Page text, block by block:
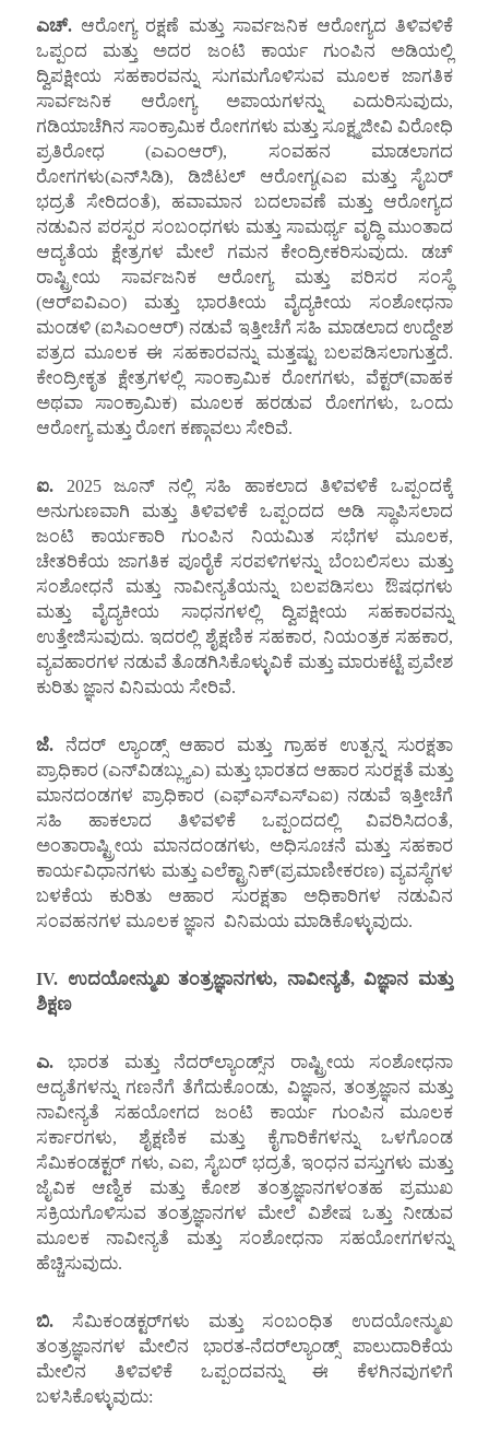
ಎಚ್.ಆರೋಗ್ಯ ರಕ್ಷಣೆ ಮತ್ತು ಸಾರ್ವಜನಿಕ ಆರೋಗ್ಯದ ತಿಳಿವಳಿಕೆ
ಒಪ್ಪಂದ ಮತ್ತು ಅದರ ಜಂಟಿ ಕಾರ್ಯ ಗುಂಪಿನ ಅಡಿಯಲ್ಲಿ
ದ್ವಿಪಕ್ಷೀಯ ಸಹಕಾರವನ್ನು ಸುಗಮಗೊಳಿಸುವ ಮೂಲಕ ಜಾಗತಿಕ
ಸಾರ್ವಜನಿಕ ಆರೋಗ್ಯ ಅಪಾಯಗಳನ್ನು ಎದುರಿಸುವುದು,
ಗಡಿಯಾಚೆಗಿನ ಸಾಂಕ್ರಾಮಿಕ ರೋಗಗಳು ಮತ್ತು ಸೂಕ್ಷ್ಮಜೀವಿ ವಿರೋಧಿ
ಪ್ರತಿರೋಧ (ಎಎಂಆರ್), ಸಂವಹನ ಮಾಡಲಾಗದ
ರೋಗಗಳು(ಎನ್‌ಸಿಡಿ), ಡಿಜಿಟಲ್ ಆರೋಗ್ಯ(ಎಐ ಮತ್ತು ಸೈಬರ್
ಭದ್ರತೆ ಸೇರಿದಂತೆ), ಹವಾಮಾನ ಬದಲಾವಣೆ ಮತ್ತು ಆರೋಗ್ಯದ
ನಡುವಿನ ಪರಸ್ಪರ ಸಂಬಂಧಗಳು ಮತ್ತು ಸಾಮರ್ಥ್ಯ ವೃದ್ಧಿ ಮುಂತಾದ
ಆದ್ಯತೆಯ ಕ್ಷೇತ್ರಗಳ ಮೇಲೆ ಗಮನ ಕೇಂದ್ರೀಕರಿಸುವುದು. ಡಚ್
ರಾಷ್ಟ್ರೀಯ ಸಾರ್ವಜನಿಕ ಆರೋಗ್ಯ ಮತ್ತು ಪರಿಸರ ಸಂಸ್ಥೆ
(ಆರ್‌ಐವಿಎಂ) ಮತ್ತು ಭಾರತೀಯ ವೈದ್ಯಕೀಯ ಸಂಶೋಧನಾ
ಮಂಡಳಿ (ಐಸಿಎಂಆರ್) ನಡುವೆ ಇತ್ತೀಚೆಗೆ ಸಹಿ ಮಾಡಲಾದ ಉದ್ದೇಶ
ಪತ್ರದ ಮೂಲಕ ಈ ಸಹಕಾರವನ್ನು ಮತ್ತಷ್ಟು ಬಲಪಡಿಸಲಾಗುತ್ತದೆ.
ಕೇಂದ್ರೀಕೃತ ಕ್ಷೇತ್ರಗಳಲ್ಲಿ ಸಾಂಕ್ರಾಮಿಕ ರೋಗಗಳು, ವೆಕ್ಟರ್(ವಾಹಕ
ಅಥವಾ ಸಾಂಕ್ರಾಮಿಕ) ಮೂಲಕ ಹರಡುವ ರೋಗಗಳು, ಒಂದು
ಆರೋಗ್ಯ ಮತ್ತು ರೋಗ ಕಣ್ಗಾವಲು ಸೇರಿವೆ.
ಐ.2025 ಜೂನ್ ನಲ್ಲಿ ಸಹಿ ಹಾಕಲಾದ ತಿಳಿವಳಿಕೆ ಒಪ್ಪಂದಕ್ಕೆ
ಅನುಗುಣವಾಗಿ ಮತ್ತು ತಿಳಿವಳಿಕೆ ಒಪ್ಪಂದದ ಅಡಿ ಸ್ಥಾಪಿಸಲಾದ
ಜಂಟಿ ಕಾರ್ಯಕಾರಿ ಗುಂಪಿನ ನಿಯಮಿತ ಸಭೆಗಳ ಮೂಲಕ,
ಚೇತರಿಕೆಯ ಜಾಗತಿಕ ಪೂರೈಕೆ ಸರಪಳಿಗಳನ್ನು ಬೆಂಬಲಿಸಲು ಮತ್ತು
ಸಂಶೋಧನೆ ಮತ್ತು ನಾವೀನ್ಯತೆಯನ್ನು ಬಲಪಡಿಸಲು ಔಷಧಗಳು
ಮತ್ತು ವೈದ್ಯಕೀಯ ಸಾಧನಗಳಲ್ಲಿ ದ್ವಿಪಕ್ಷೀಯ ಸಹಕಾರವನ್ನು
ಉತ್ತೇಜಿಸುವುದು. ಇದರಲ್ಲಿ ಶೈಕ್ಷಣಿಕ ಸಹಕಾರ, ನಿಯಂತ್ರಕ ಸಹಕಾರ,
ವ್ಯವಹಾರಗಳ ನಡುವೆ ತೊಡಗಿಸಿಕೊಳ್ಳುವಿಕೆ ಮತ್ತು ಮಾರುಕಟ್ಟೆ ಪ್ರವೇಶ
ಕುರಿತು ಜ್ಞಾನ ವಿನಿಮಯ ಸೇರಿವೆ.
ಜೆ. ನೆದರ್ ಲ್ಯಾಂಡ್ಸ್ ಆಹಾರ ಮತ್ತು ಗ್ರಾಹಕ ಉತ್ಪನ್ನ ಸುರಕ್ಷತಾ
ಪ್ರಾಧಿಕಾರ (ಎನ್‌ವಿಡಬ್ಲ್ಯುಎ) ಮತ್ತು ಭಾರತದ ಆಹಾರ ಸುರಕ್ಷತೆ ಮತ್ತು
ಮಾನದಂಡಗಳ ಪ್ರಾಧಿಕಾರ (ಎಫ್‌ಎಸ್‌ಎಸ್‌ಎಐ) ನಡುವೆ ಇತ್ತೀಚೆಗೆ
ಸಹಿ ಹಾಕಲಾದ ತಿಳಿವಳಿಕೆ ಒಪ್ಪಂದದಲ್ಲಿ ವಿವರಿಸಿದಂತೆ,
ಅಂತಾರಾಷ್ಟ್ರೀಯ ಮಾನದಂಡಗಳು, ಅಧಿಸೂಚನೆ ಮತ್ತು ಸಹಕಾರ
ಕಾರ್ಯವಿಧಾನಗಳು ಮತ್ತು ಎಲೆಕ್ಟ್ರಾನಿಕ್(ಪ್ರಮಾಣೀಕರಣ) ವ್ಯವಸ್ಥೆಗಳ
ಬಳಕೆಯ ಕುರಿತು ಆಹಾರ ಸುರಕ್ಷತಾ ಅಧಿಕಾರಿಗಳ ನಡುವಿನ
ಸಂವಹನಗಳ ಮೂಲಕ ಜ್ಞಾನ ವಿನಿಮಯ ಮಾಡಿಕೊಳ್ಳುವುದು.
IV. ಉದಯೋನ್ಮುಖ ತಂತ್ರಜ್ಞಾನಗಳು, ನಾವೀನ್ಯತೆ,ವಿಜ್ಞಾನ ಮತ್ತು
ಶಿಕ್ಷಣ
ಎ.ಭಾರತ ಮತ್ತು ನೆದರ್‌ಲ್ಯಾಂಡ್ಸ್‌ನ ರಾಷ್ಟ್ರೀಯ ಸಂಶೋಧನಾ
ಆದ್ಯತೆಗಳನ್ನು ಗಣನೆಗೆ ತೆಗೆದುಕೊಂಡು, ವಿಜ್ಞಾನ, ತಂತ್ರಜ್ಞಾನ ಮತ್ತು
ನಾವೀನ್ಯತೆ ಸಹಯೋಗದ ಜಂಟಿ ಕಾರ್ಯ ಗುಂಪಿನ ಮೂಲಕ
ಸರ್ಕಾರಗಳು, ಶೈಕ್ಷಣಿಕ ಮತ್ತು ಕೈಗಾರಿಕೆಗಳನ್ನು ಒಳಗೊಂಡ
ಸೆಮಿಕಂಡಕ್ಟರ್ ಗಳು, ಎಐ, ಸೈಬರ್ ಭದ್ರತೆ, ಇಂಧನ ವಸ್ತುಗಳು ಮತ್ತು
ಜೈವಿಕ ಆಣ್ವಿಕ ಮತ್ತು ಕೋಶ ತಂತ್ರಜ್ಞಾನಗಳಂತಹ ಪ್ರಮುಖ
ಸಕ್ರಿಯಗೊಳಿಸುವ ತಂತ್ರಜ್ಞಾನಗಳ ಮೇಲೆ ವಿಶೇಷ ಒತ್ತು ನೀಡುವ
ಮೂಲಕ ನಾವೀನ್ಯತೆ ಮತ್ತು ಸಂಶೋಧನಾ ಸಹಯೋಗಗಳನ್ನು
ಹೆಚ್ಚಿಸುವುದು.
ಬಿ.ಸೆಮಿಕಂಡಕ್ಟರ್‌ಗಳು ಮತ್ತು ಸಂಬಂಧಿತ ಉದಯೋನ್ಮುಖ
ತಂತ್ರಜ್ಞಾನಗಳ ಮೇಲಿನ ಭಾರತ-ನೆದರ್‌ಲ್ಯಾಂಡ್ಸ್ ಪಾಲುದಾರಿಕೆಯ
ಮೇಲಿನ ತಿಳಿವಳಿಕೆ ಒಪ್ಪಂದವನ್ನು ಈ ಕೆಳಗಿನವುಗಳಿಗೆ
ಬಳಸಿಕೊಳ್ಳುವುದು: